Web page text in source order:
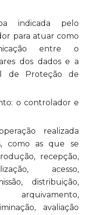
indicada pelo
para atuar como
entre o
dos dados e a
de Proteção de
o controlador e
realizada
como as que se
recepção,
acesso,
distribuição,
arquivamento,
avaliação